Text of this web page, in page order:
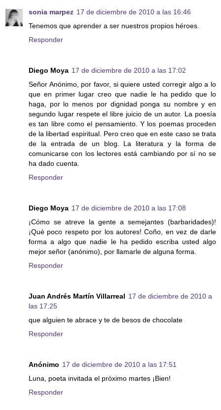
sonia marpez 17 de diciembre de 2010 a las 16:46
Tenemos que aprender a ser nuestros propios héroes.
Responder
Diego Moya 17 de diciembre de 2010 a las 17:02
Señor Anónimo, por favor, si quiere usted corregir algo a lo
que en primer lugar creo que nadie le ha pedido que lo
haga, por lo menos por dignidad ponga su nombre y en
segundo lugar respete el libre juicio de un autor. La poesía
es tan libre como el pensamiento. Y los poemas proceden
de la libertad espiritual. Pero creo que en este caso se trata
de la entrada de un blog. La literatura y la forma de
comunicarse con los lectores está cambiando por sí no se
ha dado cuenta.
Responder
Diego Moya 17 de diciembre de 2010 a las 17:08
¡Cómo se atreve la gente a semejantes (barbaridades)!
¡Qué poco respeto por los autores! Coño, en vez de darle
forma a algo que nadie le ha pedido escriba usted algo
mejor señor (anónimo), por llamarle de alguna forma.
Responder
Juan Andrés Martín Villarreal 17 de diciembre de 2010 a
las 17:25
que alguien te abrace y te de besos de chocolate
Responder
Anónimo 17 de diciembre de 2010 a las 17:51
Luna, poeta invitada el próximo martes ¡Bien!
Responder